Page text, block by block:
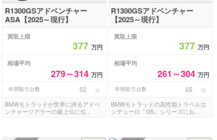
R1300GSアドベンチャー
ASA【2025～現行】
買取上限
377万円
相場平均
279～314万円
年間取引台数 52 台
BMWモトラッドが世界に誇るアドベ
ンチャーツアラーの最上位に位...
R1300GSアドベンチャー
【2025～現行】
買取上限
377 万円
相場平均
261～304 万円
年間取引台数 65 台
BMWモトラッドの高性能トラベルエ
ンデューロ「GS」シリーズにお...